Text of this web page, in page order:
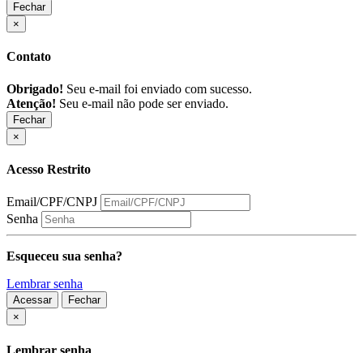
Fechar
×
Contato
Obrigado! Seu e-mail foi enviado com sucesso.
Atenção! Seu e-mail não pode ser enviado.
Fechar
×
Acesso Restrito
Email/CPF/CNPJ
Senha
Esqueceu sua senha?
Lembrar senha
Acessar
Fechar
×
Lembrar senha